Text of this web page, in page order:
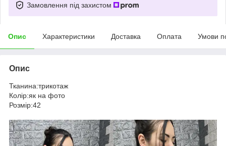
Замовлення під захистом
Опис Характеристики Доставка Оплата Умови
Опис
Тканина:трикотаж
Колір:як на фото
Розмір:42